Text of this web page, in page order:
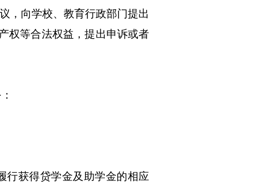
向学校、教育行政部门提出
权等合法权益，提出申诉或者
获得贷学金及助学金的相应